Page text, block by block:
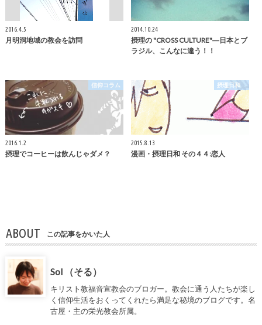
2016.4.5
月明洞地域の教会を訪問
2014.10.24
摂理の "CROSS CULTURE"―日本とブ
ラジル、こんなに違う！！
信仰コラム
2016.1.2
摂理でコーヒーは飲んじゃダメ？
摂理日和
2015.8.13
漫画・摂理日和 その４４:恋人
ABOUT この記事をかいた人
Sol （そる）
キリスト教福音宣教会のブロガー。教会に通う人たちが楽し
く信仰生活をおくってくれたら満足な秘境のブログです。名
古屋・主の栄光教会所属。